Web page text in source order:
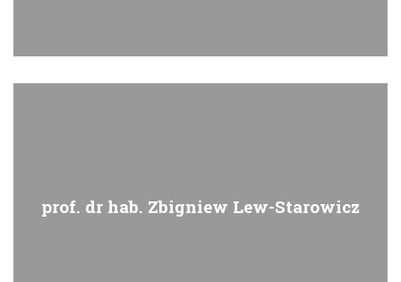
prof. dr hab. Zbigniew Lew-Starowicz